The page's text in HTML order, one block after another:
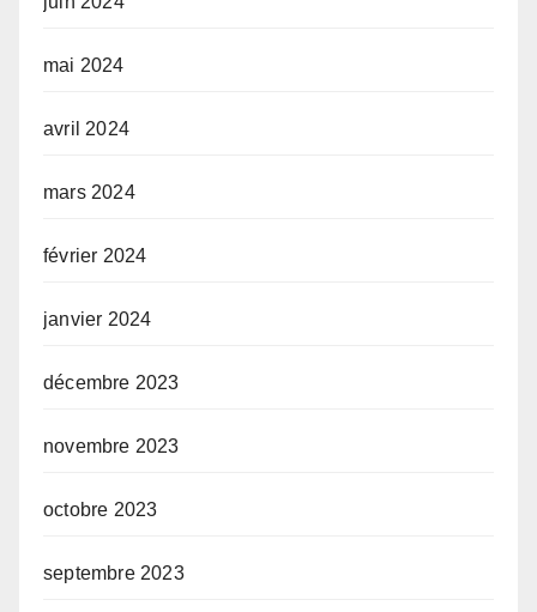
mai 2024
avril 2024
mars 2024
février 2024
janvier 2024
décembre 2023
novembre 2023
octobre 2023
septembre 2023